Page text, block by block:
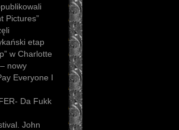
Pictures”
etap
w Charlotte
nowy
Everyone I
Da Fukk
John